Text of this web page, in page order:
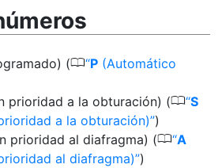
(0 P (Automático
prioridad a la obturación) (0 S
a la obturación) )
prioridad al diafragma) (0 A
al diafragma) )